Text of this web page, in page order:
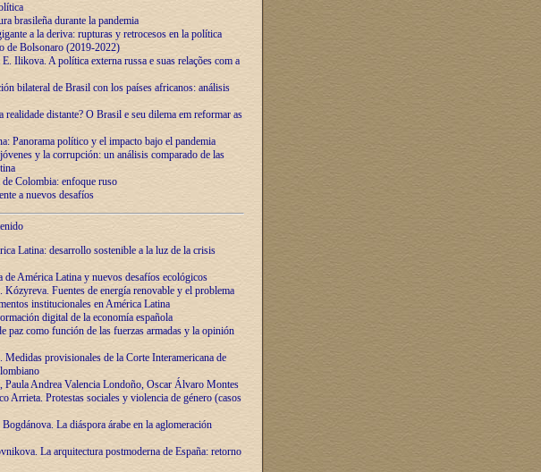
brasileña durante la pandemia
a la deriva: rupturas y retrocesos en la política
de Bolsonaro (2019-2022)
Ilikova. A política externa russa e suas relações com a
bilateral de Brasil con los países africanos: análisis
realidade distante? O Brasil e seu dilema em reformar as
Panorama político y el impacto bajo el pandemia
y la corrupción: un análisis comparado de las
Colombia: enfoque ruso
a nuevos desafíos
Latina: desarrollo sostenible a la luz de la crisis
América Latina y nuevos desafíos ecológicos
Fuentes de energía renovable y el problema
institucionales en América Latina
digital de la economía española
paz como función de las fuerzas armadas y la opinión
provisionales de la Corte Interamericana de
Paula Andrea Valencia Londoño, Oscar Álvaro Montes
Arrieta. Protestas sociales y violencia de género (casos
La diáspora árabe en la aglomeración
La arquitectura postmoderna de España: retorno